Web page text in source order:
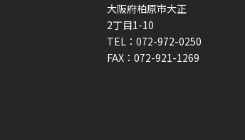
大阪府柏原市大正
2丁目1-10
TEL： 072-972-0250
FAX： 072-921-1269